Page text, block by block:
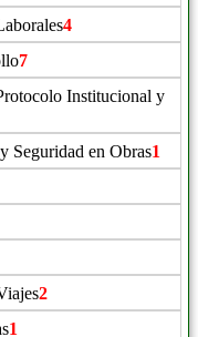
4
7
Institucional y
Seguridad en Obras1
2
1